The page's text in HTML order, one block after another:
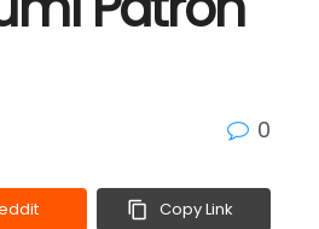
0
Copy Link